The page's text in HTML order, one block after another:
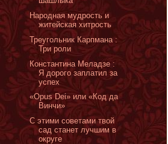
Народная мудрость и
житейская хитрость
Треугольник Карпмана :
Три роли
Константина Меладзе :
Я дорого заплатил за
успех
«Opus Dei» или «Код да
Винчи»
С этими советами твой
сад станет лучшим в
округе